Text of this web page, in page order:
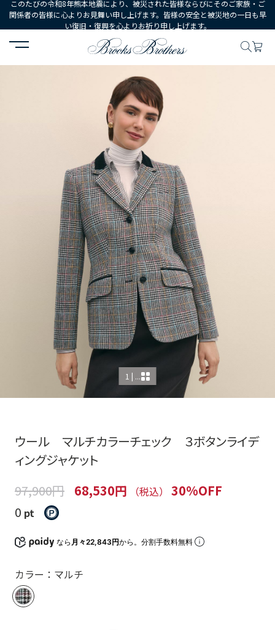
このたびの令和8年熊本地震により、被災された皆様ならびにそのご家族・ご
関係者の皆様に心よりお見舞い申し上げます。皆様の安全と被災地の一日も早
い復旧・復興を心よりお祈り申し上げます。
HOME ウェア ジャケット・ブレザー ウール マルチ
1 | ...
ウール マルチカラーチェック ３ボタンライデ
ィングジャケット
97,900円 68,530円 （税込）
30%OFF
0 pt
なら 月々22,843円から。分割手数料無料
カラー：マルチ